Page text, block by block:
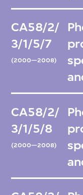
CA58/2/
3/1/5/7
(2000—2008)
CA58/2/
3/1/5/8
(2000—2008)